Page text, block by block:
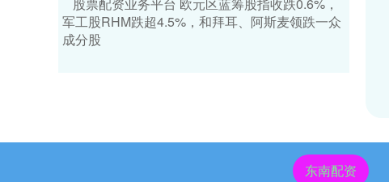
军工股RHM跌超4.5%，和拜耳、阿斯麦领跌一众
成分股
东南配资